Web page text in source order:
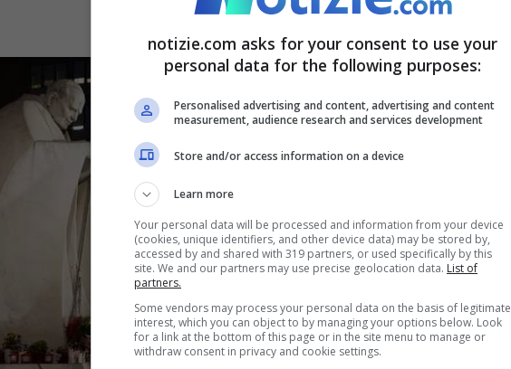
notizie.com asks for your consent to use your
personal data for the following purposes:
Personalised advertising and content, advertising and content
measurement, audience research and services development
Store and/or access information on a device
Learn more
Your personal data will be processed and information from your device
(cookies, unique identifiers, and other device data) may be stored by,
accessed by and shared with 319 partners, or used specifically by this
site. We and our partners may use precise geolocation data. List of
partners.
Some vendors may process your personal data on the basis of legitimate
interest, which you can object to by managing your options below. Look
for a link at the bottom of this page or in the site menu to manage or
withdraw consent in privacy and cookie settings.